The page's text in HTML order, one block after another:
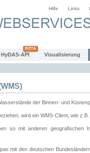
Hilfe Links
HyDAS-API Visualisierung
der Binnen- und
wird ein WMS-Client, wie z.B.
so mit anderen geografischen
mit den deutschen